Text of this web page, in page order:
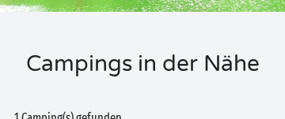
Campings in der Nähe